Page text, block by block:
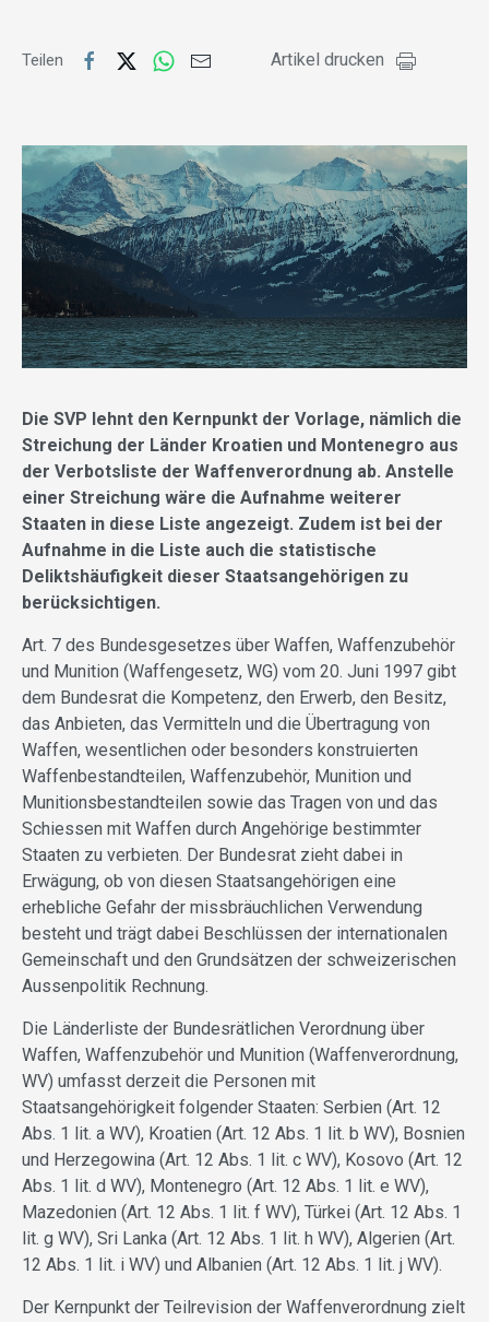
Teilen Artikel drucken
Die SVP lehnt den Kernpunkt der Vorlage, nämlich die
Streichung der Länder Kroatien und Montenegro aus
der Verbotsliste der Waffenverordnung ab. Anstelle
einer Streichung wäre die Aufnahme weiterer
Staaten in diese Liste angezeigt. Zudem ist bei der
Aufnahme in die Liste auch die statistische
Deliktshäufigkeit dieser Staatsangehörigen zu
berücksichtigen.
Art. 7 des Bundesgesetzes über Waffen, Waffenzubehör
und Munition (Waffengesetz, WG) vom 20. Juni 1997 gibt
dem Bundesrat die Kompetenz, den Erwerb, den Besitz,
das Anbieten, das Vermitteln und die Übertragung von
Waffen, wesentlichen oder besonders konstruierten
Waffenbestandteilen, Waffenzubehör, Munition und
Munitionsbestandteilen sowie das Tragen von und das
Schiessen mit Waffen durch Angehörige bestimmter
Staaten zu verbieten. Der Bundesrat zieht dabei in
Erwägung, ob von diesen Staatsangehörigen eine
erhebliche Gefahr der missbräuchlichen Verwendung
besteht und trägt dabei Beschlüssen der internationalen
Gemeinschaft und den Grundsätzen der schweizerischen
Aussenpolitik Rechnung.
Die Länderliste der Bundesrätlichen Verordnung über
Waffen, Waffenzubehör und Munition (Waffenverordnung,
WV) umfasst derzeit die Personen mit
Staatsangehörigkeit folgender Staaten: Serbien (Art. 12
Abs. 1 lit. a WV), Kroatien (Art. 12 Abs. 1 lit. b WV), Bosnien
und Herzegowina (Art. 12 Abs. 1 lit. c WV), Kosovo (Art. 12
Abs. 1 lit. d WV), Montenegro (Art. 12 Abs. 1 lit. e WV),
Mazedonien (Art. 12 Abs. 1 lit. f WV), Türkei (Art. 12 Abs. 1
lit. g WV), Sri Lanka (Art. 12 Abs. 1 lit. h WV), Algerien (Art.
12 Abs. 1 lit. i WV) und Albanien (Art. 12 Abs. 1 lit. j WV).
Der Kernpunkt der Teilrevision der Waffenverordnung zielt